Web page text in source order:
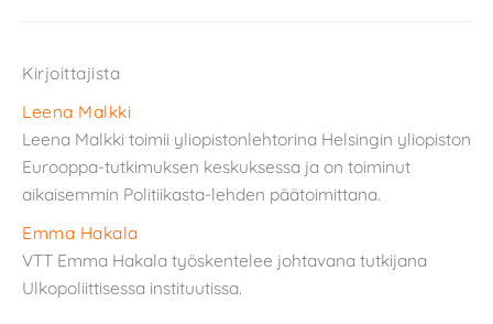
Kirjoittajista
Leena Malkki
Leena Malkki toimii yliopistonlehtorina Helsingin yliopiston
Eurooppa-tutkimuksen keskuksessa ja on toiminut
aikaisemmin Politiikasta-lehden päätoimittana.
Emma Hakala
VTT Emma Hakala työskentelee johtavana tutkijana
Ulkopoliittisessa instituutissa.